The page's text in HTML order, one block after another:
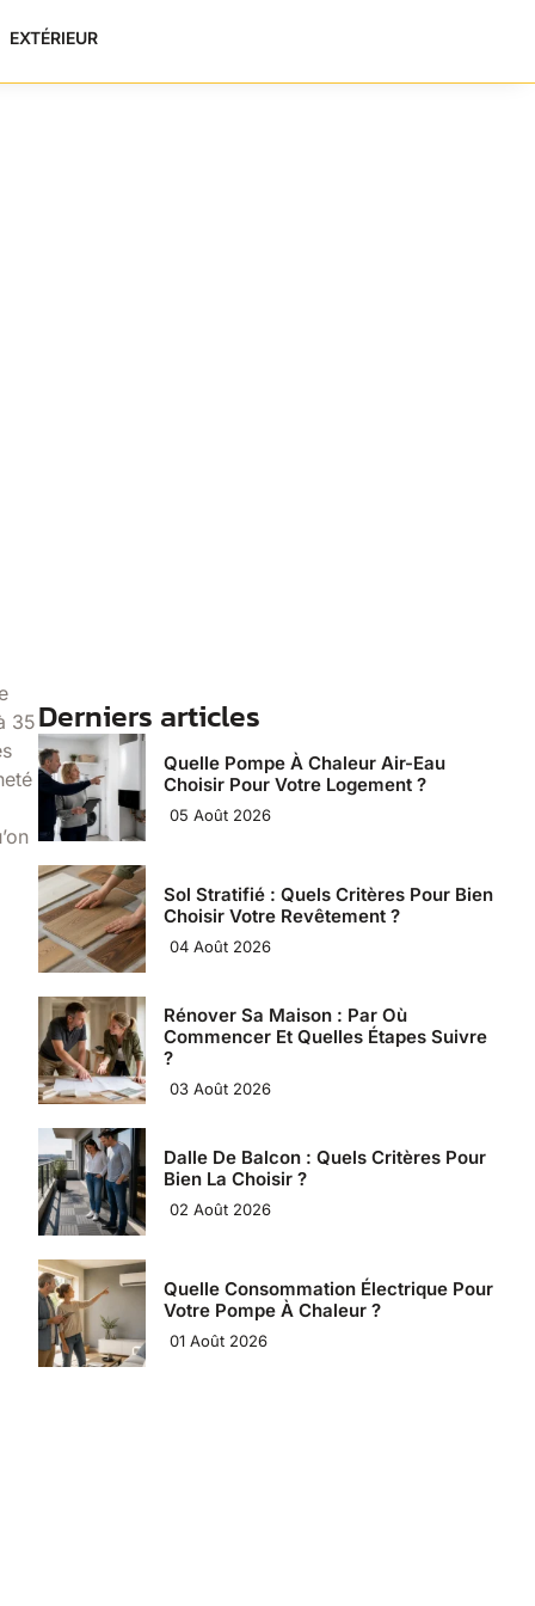
EXTÉRIEUR
35Derniers articles
Quelle Pompe À Chaleur Air-Eau
Choisir Pour Votre Logement ?
05 Août 2026
Sol Stratifié : Quels Critères Pour Bien
Choisir Votre Revêtement ?
04 Août 2026
Rénover Sa Maison : Par Où
Commencer Et Quelles Étapes Suivre
?
03 Août 2026
Dalle De Balcon : Quels Critères Pour
Bien La Choisir ?
02 Août 2026
Quelle Consommation Électrique Pour
Votre Pompe À Chaleur ?
01 Août 2026